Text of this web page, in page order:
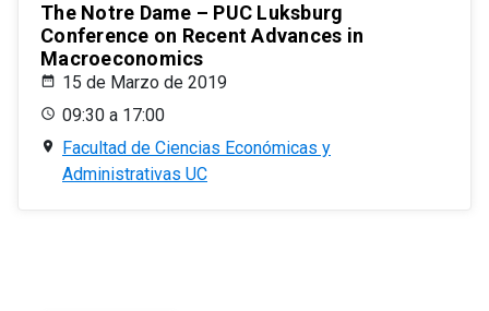
The Notre Dame – PUC Luksburg
Conference on Recent Advances in
Macroeconomics
15 de Marzo de 2019
09:30 a 17:00
Facultad de Ciencias Económicas y
Administrativas UC